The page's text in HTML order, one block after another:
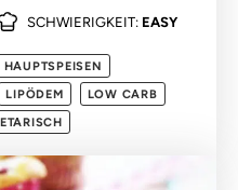
SCHWIERIGKEIT: EASY
HAUPTSPEISEN
LIPÖDEM
LOW CARB